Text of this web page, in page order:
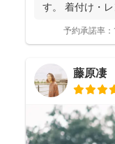
す。 着付け・
予約承諾率：
藤原凄